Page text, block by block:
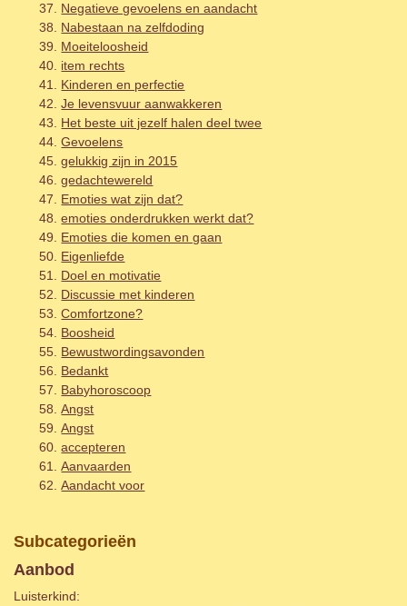
Negatieve gevoelens en aandacht
Nabestaan na zelfdoding
Moeiteloosheid
item rechts
Kinderen en perfectie
Je levensvuur aanwakkeren
Het beste uit jezelf halen deel twee
Gevoelens
gelukkig zijn in 2015
gedachtewereld
Emoties wat zijn dat?
emoties onderdrukken werkt dat?
Emoties die komen en gaan
Eigenliefde
Doel en motivatie
Discussie met kinderen
Comfortzone?
Boosheid
Bewustwordingsavonden
Bedankt
Babyhoroscoop
Angst
Angst
accepteren
Aanvaarden
Aandacht voor
Subcategorieën
Aanbod
Luisterkind: